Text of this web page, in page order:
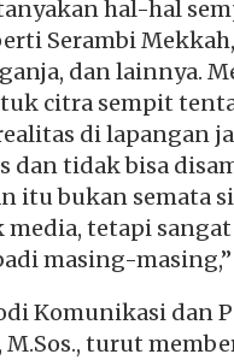
hal-hal
Serambi
dan lainnya.
citra sempit
di lapangan
dan tidak bisa
itu bukan semata
tetapi
masing-
Komunikasi dan
M.Sos., turut